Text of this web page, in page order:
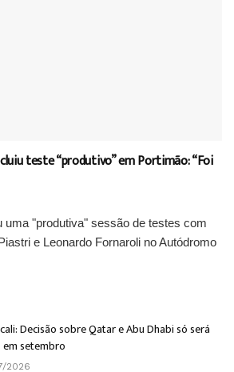
teste “produtivo” em Portimão: “Foi
uma "produtiva" sessão de testes com
e Leonardo Fornaroli no Autódromo
Decisão sobre Qatar e Abu Dhabi só será
setembro
2026